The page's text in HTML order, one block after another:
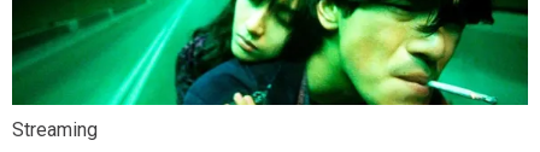
Streaming